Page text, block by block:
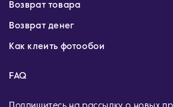
Возврат товара
Возврат денег
Как клеить фотообои
FAQ